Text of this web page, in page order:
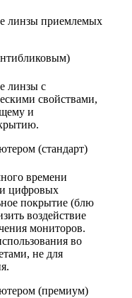
линзы приемлемых
линзы с
свойствами,
и
(стандарт)
времени
цифровых
покрытие (блю
воздействие
мониторов.
во
не для
(премиум)